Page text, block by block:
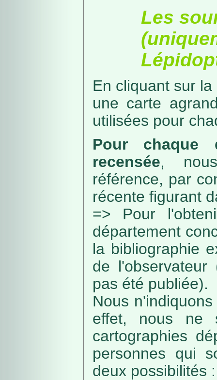
Les
En cliquant sur
une carte
utilisées pour
Pour chaque
recensée,
référence, par
récente figurant
=> Pour
département
la bibliographie
de
pas été publiée).
Nous
effet, nous ne
cartographies
personnes qui
deux possibilités :